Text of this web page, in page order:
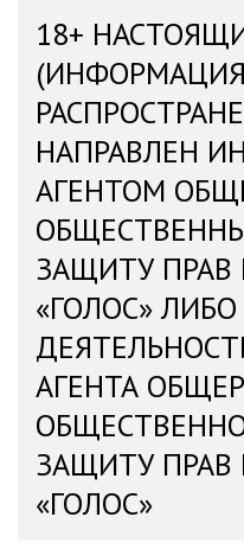
18+
НАПРАВЛЕН
АГЕНТОМ
ЗАЩИТУ ПРАВ
«ГОЛОС»
АГЕНТА
ЗАЩИТУ ПРАВ
«ГОЛОС»